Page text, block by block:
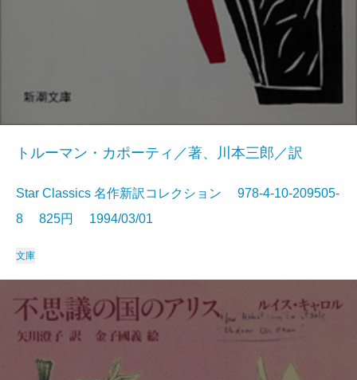
トルーマン・カポーティ／著、川本三郎／訳
Star Classics 名作新訳コレクション 978-4-10-209505-
8 825円 1994/03/01
文庫